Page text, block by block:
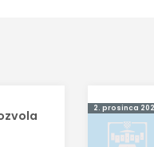
2. prosinca